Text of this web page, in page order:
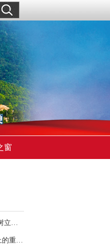
窗
《求是》杂志发表习近平总书记重要文章 树立和践行正确政绩观
习近平主席在全军高级干部培训班开班式上的重要讲话引领全军开展思想整风、深化政治整训